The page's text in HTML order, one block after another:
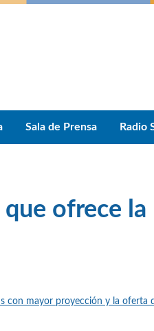
Sala de Prensa Radio
ofrece la
con mayor proyección y la oferta